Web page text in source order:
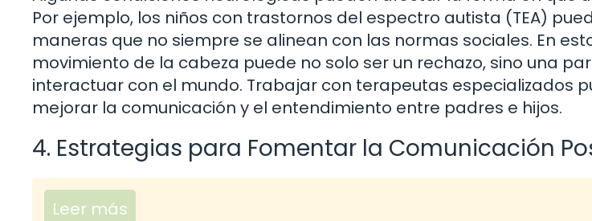
Por ejemplo, los niños con trastornos del espectro autista (TEA)
maneras que no siempre se alinean con las normas sociales. En
movimiento de la cabeza puede no solo ser un rechazo, sino una
interactuar con el mundo. Trabajar con terapeutas especializados
mejorar la comunicación y el entendimiento entre padres e hijos.
4. Estrategias para Fomentar la Comunicación
Leer más